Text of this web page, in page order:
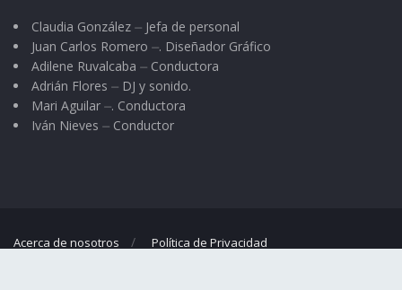
Claudia González ⏤ Jefa de personal
Juan Carlos Romero ⏤. Diseñador Gráfico
Adilene Ruvalcaba ⏤ Conductora
Adrián Flores ⏤ DJ y sonido.
Mari Aguilar ⏤. Conductora
Iván Nieves ⏤ Conductor
Acerca de nosotros Política de Privacidad